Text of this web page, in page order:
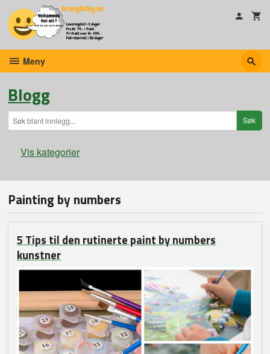
innholdet
Meny
Blogg
Vis kategorier
Om braogbillig.no
Nyheter
Diamond painting
Painting by numbers
Korssting & Broderi
Painting by numbers
5 Tips til den rutinerte paint by numbers
kunstner